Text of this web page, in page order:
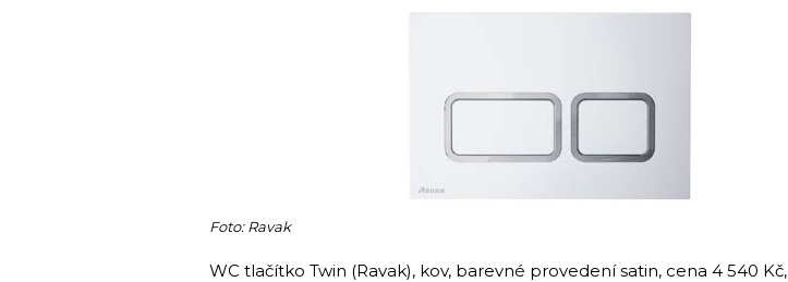
Foto: Ravak
WC tlačítko Twin (Ravak), kov, barevné provedení satin, cena 4 540 Kč,